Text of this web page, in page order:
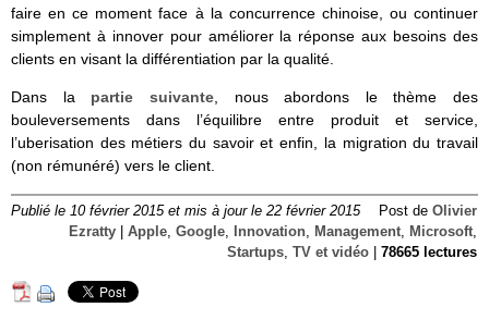
faire en ce moment face à la concurrence chinoise, ou continuer
simplement à innover pour améliorer la réponse aux besoins des
clients en visant la différentiation par la qualité.
Dans la partie suivante, nous abordons le thème des
bouleversements dans l’équilibre entre produit et service,
l’uberisation des métiers du savoir et enfin, la migration du travail
(non rémunéré) vers le client.
Publié le 10 février 2015 et mis à jour le 22 février 2015 Post de Olivier
Ezratty
Apple Google Innovation Management Microsoft
Startups TV et vidéo 78665 lectures